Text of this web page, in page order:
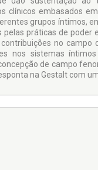
clínicos embasados
grupos íntimos,
práticas de poder
no campo
nos sistemas
de campo
na Gestalt com